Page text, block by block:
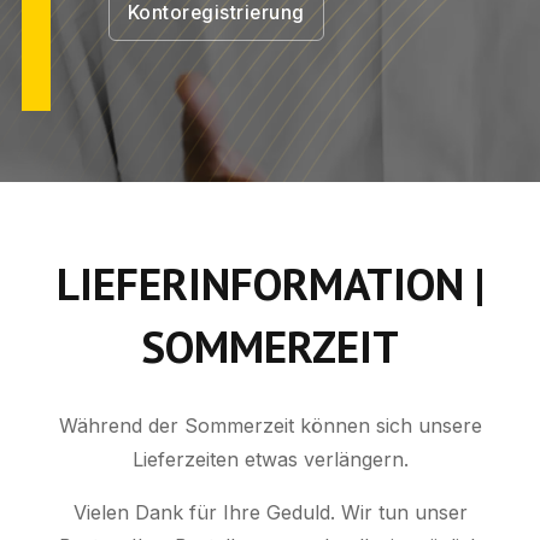
Kontoregistrierung
LIEFERINFORMATION |
SOMMERZEIT
Während der Sommerzeit können sich unsere
Lieferzeiten etwas verlängern.
Vielen Dank für Ihre Geduld. Wir tun unser